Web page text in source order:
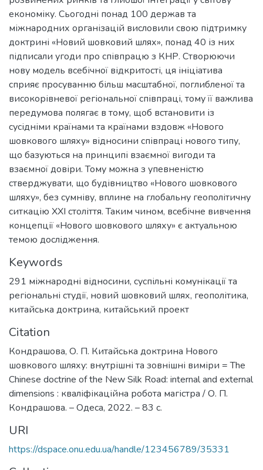
економіку. Сьогодні понад 100 держав та
міжнародних організацій висловили свою підтримку
доктрині «Новий шовковий шлях», понад 40 із них
підписали угоди про співпрацю з КНР. Створюючи
нову модель всебічної відкритості, ця ініціатива
сприяє просуванню більш масштабної, поглибленої та
високорівневої регіональної співпраці, тому її важлива
передумова полягає в тому, щоб встановити із
сусідніми країнами та країнами вздовж «Нового
шовкового шляху» відносини співпраці нового типу,
що базуються на принципі взаємної вигоди та
взаємної довіри. Тому можна з упевненістю
стверджувати, що будівництво «Нового шовкового
шляху», без сумніву, вплине на глобальну геополітичну
ситкацію XXI століття. Таким чином, всебічне вивчення
концепції «Нового шовкового шляху» є актуальною
темою дослідження.
Keywords
291 міжнародні відносини, суспільні комунікації та
регіональні студії, новий шовковий шлях, геополітика,
китайська доктрина, китайський проект
Citation
Кондрашова, О. П. Китайська доктрина Нового
шовкового шляху: внутрішні та зовнішні виміри = The
Chinese doctrine of the New Silk Road: internal and external
dimensions : кваліфікаційна робота магістра / О. П.
Кондрашова. – Одеса, 2022. – 83 с.
URI
https://dspace.onu.edu.ua/handle/123456789/35331